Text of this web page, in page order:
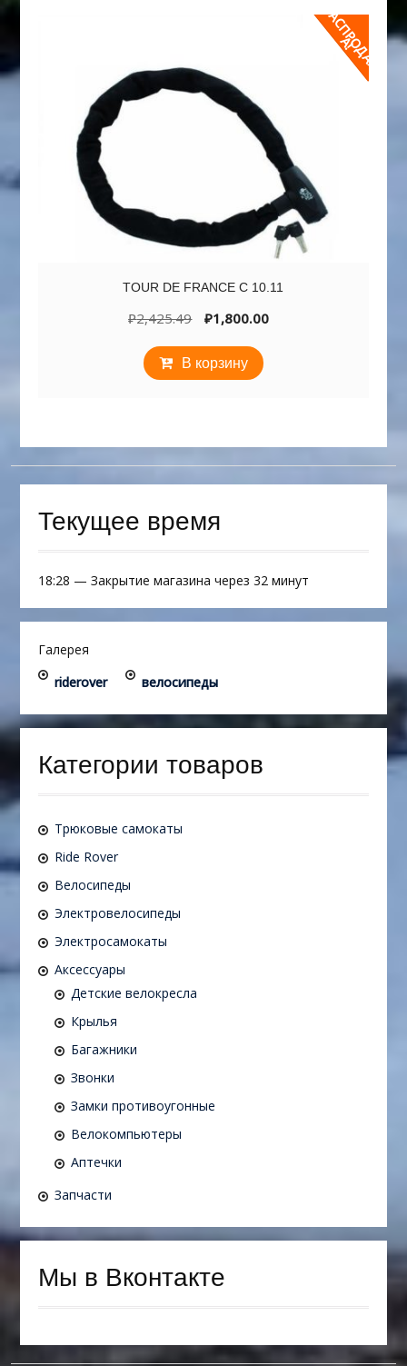
Р
А
С
П
Р
О
Д
А
Ж
А
!
TOUR DE FRANCE C 10.11
₽2,425.49
Первоначальная
составляла
₽2,425.49.
₽1,800.00
В корзину
Текущее время
18:28 — Закрытие магазина через 32 минут
Галерея
riderover
велосипеды
Категории товаров
Трюковые самокаты
Ride Rover
Велосипеды
Электровелосипеды
Электросамокаты
Аксессуары
Детские велокресла
Крылья
Багажники
Звонки
Замки противоугонные
Велокомпьютеры
Аптечки
Запчасти
Мы в Вконтакте